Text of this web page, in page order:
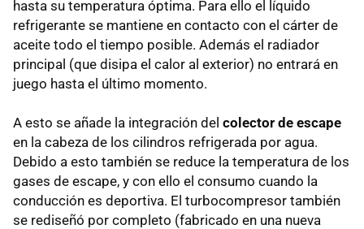
hasta su temperatura óptima. Para ello el líquido
refrigerante se mantiene en contacto con el cárter de
aceite todo el tiempo posible. Además el radiador
principal (que disipa el calor al exterior) no entrará en
juego hasta el último momento.
A esto se añade la integración del colector de escape
en la cabeza de los cilindros refrigerada por agua.
Debido a esto también se reduce la temperatura de los
gases de escape, y con ello el consumo cuando la
conducción es deportiva. El turbocompresor también
se rediseñó por completo (fabricado en una nueva